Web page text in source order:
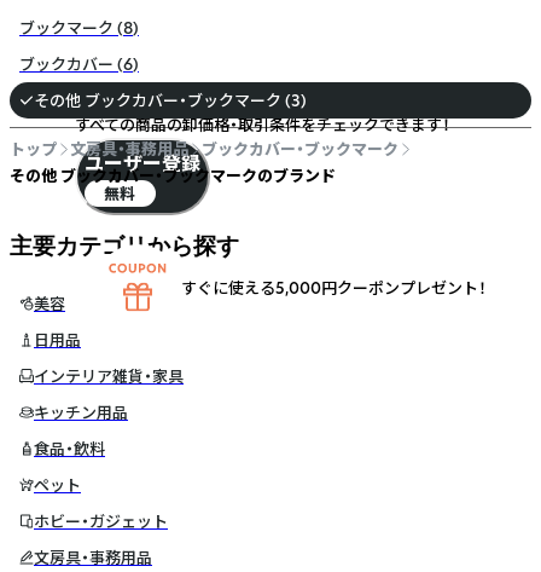
ブックマーク (8)
ブックカバー (6)
その他 ブックカバー・ブックマーク (3)
トップ 文房具・事務用品
ブックカバー・ブックマーク
その他 ブックカバー・ブックマークのブランド
主要カテゴリから探す
美容
日用品
インテリア雑貨・家具
キッチン用品
食品・飲料
ペット
ホビー・ガジェット
文房具・事務用品
無料のユーザー登録で
すべての商品の卸価格・取引条件をチェックできます！
ユーザー登録
無料
すぐに使える5,000円クーポンプレゼント！